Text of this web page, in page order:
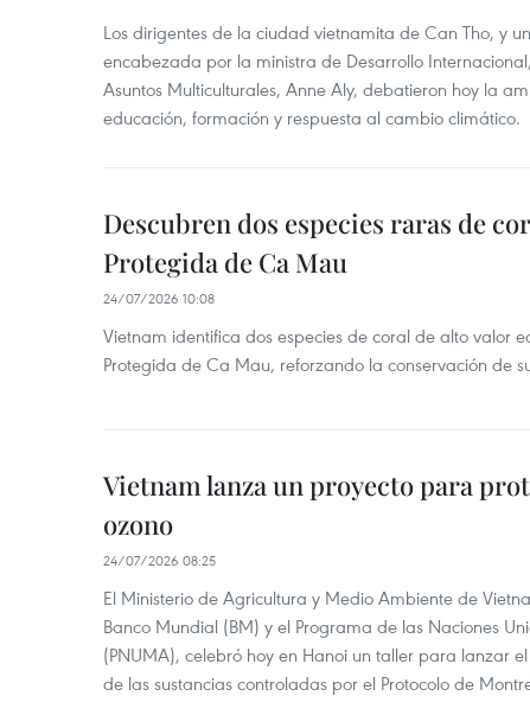
Los dirigentes de la ciudad vietnamita de Can Tho, y
encabezada por la ministra de Desarrollo
Asuntos Multiculturales, Anne Aly, debatieron hoy la
educación, formación y respuesta al cambio climático.
Descubren dos especies raras de
Protegida de Ca Mau
24/07/2026 10:08
Vietnam identifica dos especies de coral de alto valor
Protegida de Ca Mau, reforzando la conservación de
Vietnam lanza un proyecto para
ozono
24/07/2026 08:25
El Ministerio de Agricultura y Medio Ambiente de
Banco Mundial (BM) y el Programa de las Naciones
(PNUMA), celebró hoy en Hanoi un taller para lanzar
de las sustancias controladas por el Protocolo de